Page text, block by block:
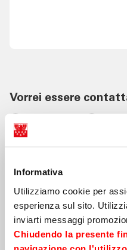
Informativa
Utilizziamo cookie per
esperienza sul sito.
inviarti messaggi
Chiudendo la presente
Vorrei essere
Sì No
Informativa Privacy
Con la presente
dell'informativa